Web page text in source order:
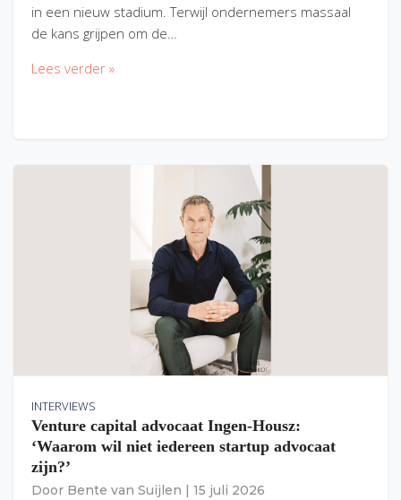
in een nieuw stadium. Terwijl ondernemers massaal
de kans grijpen om de…
Lees verder »
INTERVIEWS
Venture capital advocaat Ingen-Housz:
‘Waarom wil niet iedereen startup advocaat
zijn?’
Door Bente van Suijlen 15 juli 2026